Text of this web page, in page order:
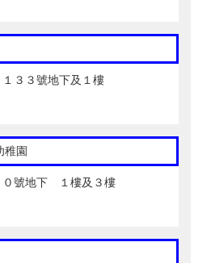
３３號地下及１樓
稚園
０號地下 １樓及３樓